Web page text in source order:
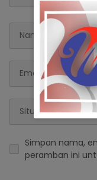
Simpan nama,
peramban ini